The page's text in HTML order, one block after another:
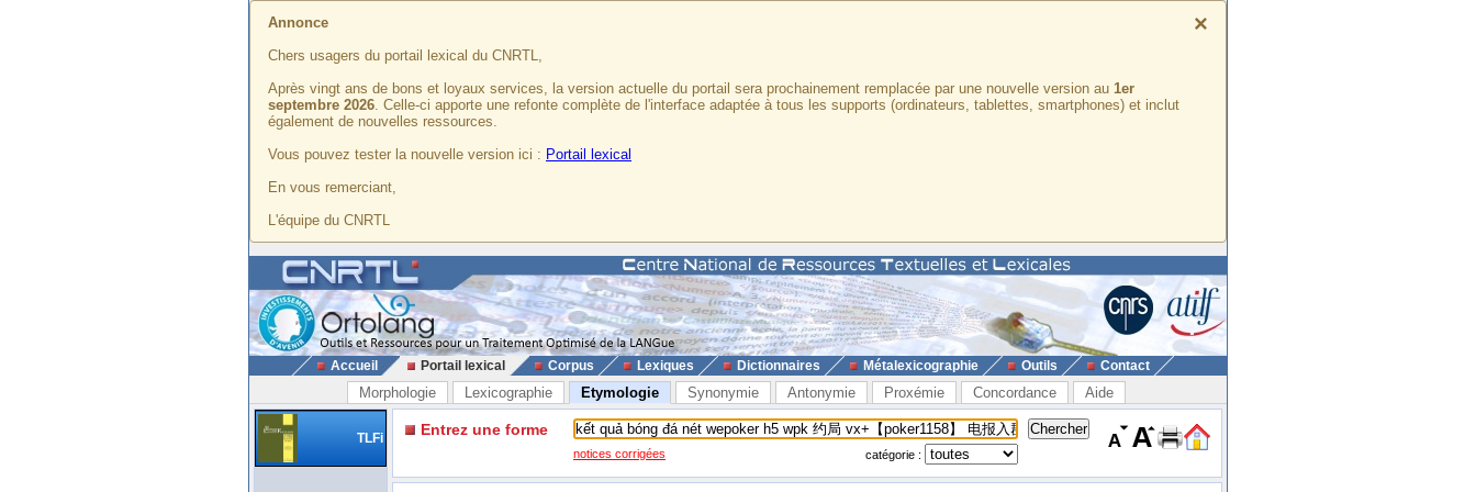
×
Annonce
Chers usagers du portail lexical du CNRTL,
Après vingt ans de bons et loyaux services, la version actuelle du portail sera prochainement remplacée par une nouvelle version au 1er
septembre 2026. Celle-ci apporte une refonte complète de l'interface adaptée à tous les supports (ordinateurs, tablettes, smartphones) et inclut
également de nouvelles ressources.
Vous pouvez tester la nouvelle version ici : Portail lexical
En vous remerciant,
L'équipe du CNRTL
Accueil Portail lexical Corpus Lexiques Dictionnaires Métalexicographie Outils Contact
Morphologie Lexicographie Etymologie Synonymie Antonymie Proxémie Concordance Aide
TLFi Entrez une forme
notices corrigées catégorie :